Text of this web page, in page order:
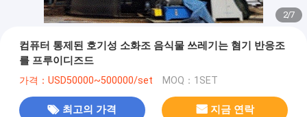
2/7
컴퓨터 통제된 호기성 소화조 음식물 쓰레기는 혐기 반응조
를 프루이디즈드
가격：USD50000~500000/set MOQ：1SET
최고의 가격 지금 연락